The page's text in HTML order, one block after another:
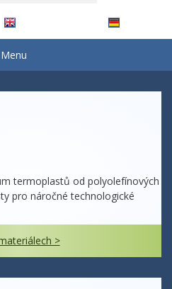
Menu
termoplastů od polyolefínových
pro náročné technologické
>